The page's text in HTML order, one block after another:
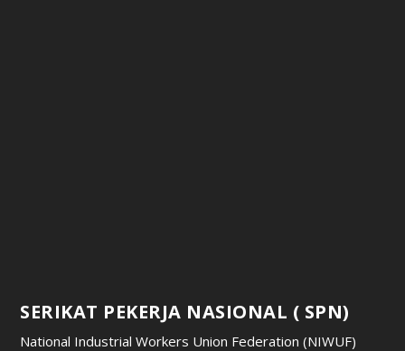
SERIKAT PEKERJA NASIONAL ( SPN)
National Industrial Workers Union Federation (NIWUF)